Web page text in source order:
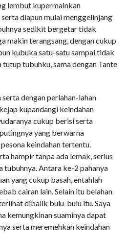
lembut kupermainkan
diapun mulai menggelinjang
sedikit bergetar tidak
makin terangsang, dengan cukup
kubuka satu-satu sampai tidak
tubuhku, sama dengan Tante
dengan perlahan-lahan
kupandangi keindahan
cukup berisi serta
yang berwarna
keindahan tertentu.
hampir tanpa ada lemak, serius
tubuhnya. Antara ke-2 pahanya
yang cukup basah, entahlah
cairan lain. Selain itu belahan
dibalik bulu-bulu itu. Saya
kemungkinan suaminya dapat
serta meremehkan keindahan